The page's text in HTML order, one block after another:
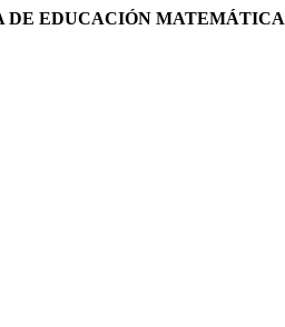
DE EDUCACIÓN MATEMÁTICA